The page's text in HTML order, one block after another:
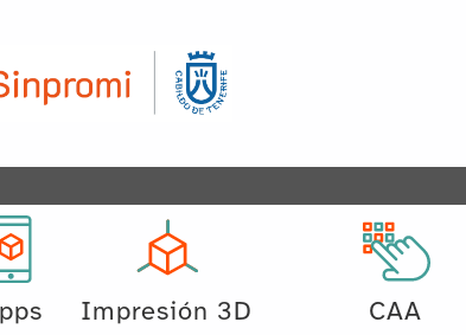
Impresión 3D CAA